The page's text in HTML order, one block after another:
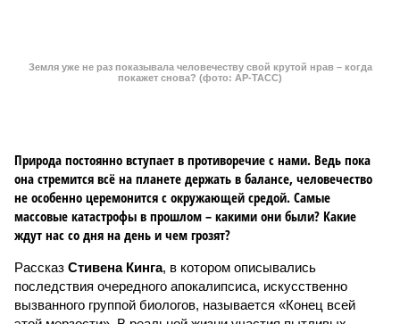
вызванного группой биологов, называется «Конец всей
(фото: en.wikipedia.org)
Да, наша любимая маленькая планета может быть
полноценная жизнь, но Земля также регулярно пытается
эту жизнь уничтожить. Так уж вышло, что внутренние
процессы на планете включают в себя всевозможные